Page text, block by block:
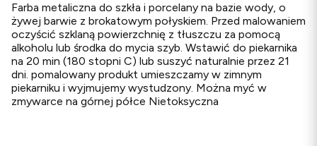
Farba metaliczna do szkła i porcelany na bazie wody, o
żywej barwie z brokatowym połyskiem. Przed malowaniem
oczyścić szklaną powierzchnię z tłuszczu za pomocą
alkoholu lub środka do mycia szyb. Wstawić do piekarnika
na 20 min (180 stopni C) lub suszyć naturalnie przez 21
dni. pomalowany produkt umieszczamy w zimnym
piekarniku i wyjmujemy wystudzony. Można myć w
zmywarce na górnej półce Nietoksyczna